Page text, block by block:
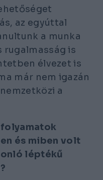
az egyúttal
a munka
rugalmasság is
élvezet is
már nem igazán
a
folyamatok
és miben volt
léptékű